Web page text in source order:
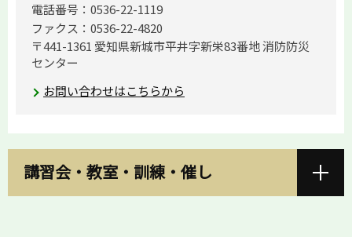
電話番号：0536-22-1119
ファクス：0536-22-4820
〒441-1361 愛知県新城市平井字新栄83番地 消防防災
センター
お問い合わせはこちらから
講習会・教室・訓練・催し